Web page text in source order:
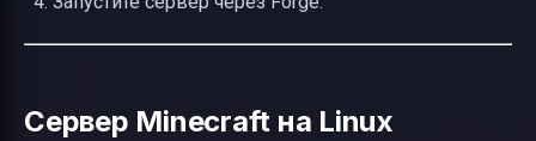
Сервер Minecraft на Linux